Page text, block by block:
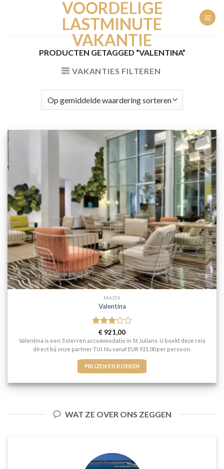
VOORDELIGE
LASTMINUTE
VAKANTIE
PRODUCTEN GETAGGED “VALENTINA”
VAKANTIES FILTEREN
MALTA
Valentina
Gewaardeerd
3uit 5
€ 921,00
Valentina is een 3 sterren accommodatie in St Julians. U boekt deze reis
direct bij onze partner TUI. Nu vanaf EUR 921.00 per persoon.
PRIJZEN EN BOEKEN
WAT ZE OVER ONS ZEGGEN